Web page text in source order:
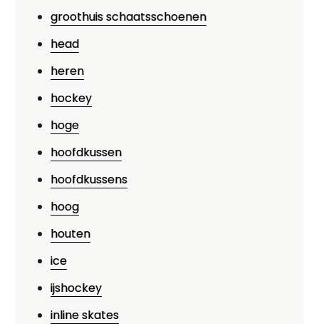
groothuis schaatsschoenen
head
heren
hockey
hoge
hoofdkussen
hoofdkussens
hoog
houten
ice
ijshockey
inline skates